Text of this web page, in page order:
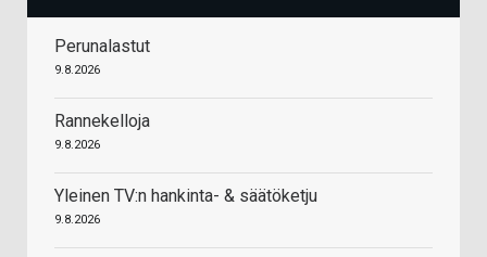
Perunalastut
9.8.2026
Rannekelloja
9.8.2026
Yleinen TV:n hankinta- & säätöketju
9.8.2026